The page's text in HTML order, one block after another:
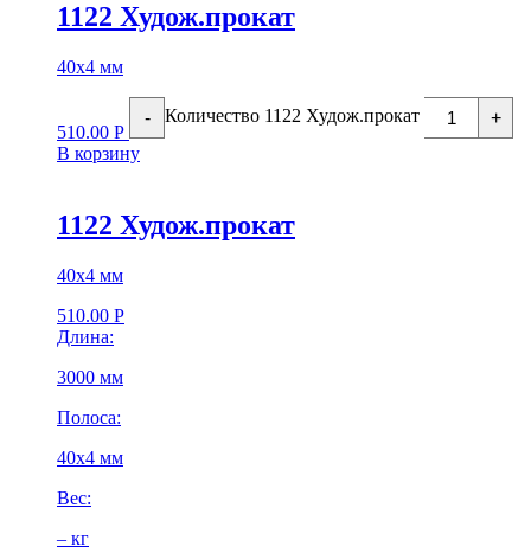
1122 Худож.прокат
40х4 мм
510.00 Р
- Количество 1122 Худож.прокат
+
В корзину
1122 Худож.прокат
40х4 мм
510.00 Р
Длина:
3000 мм
Полоса:
40х4 мм
Вес:
– кг